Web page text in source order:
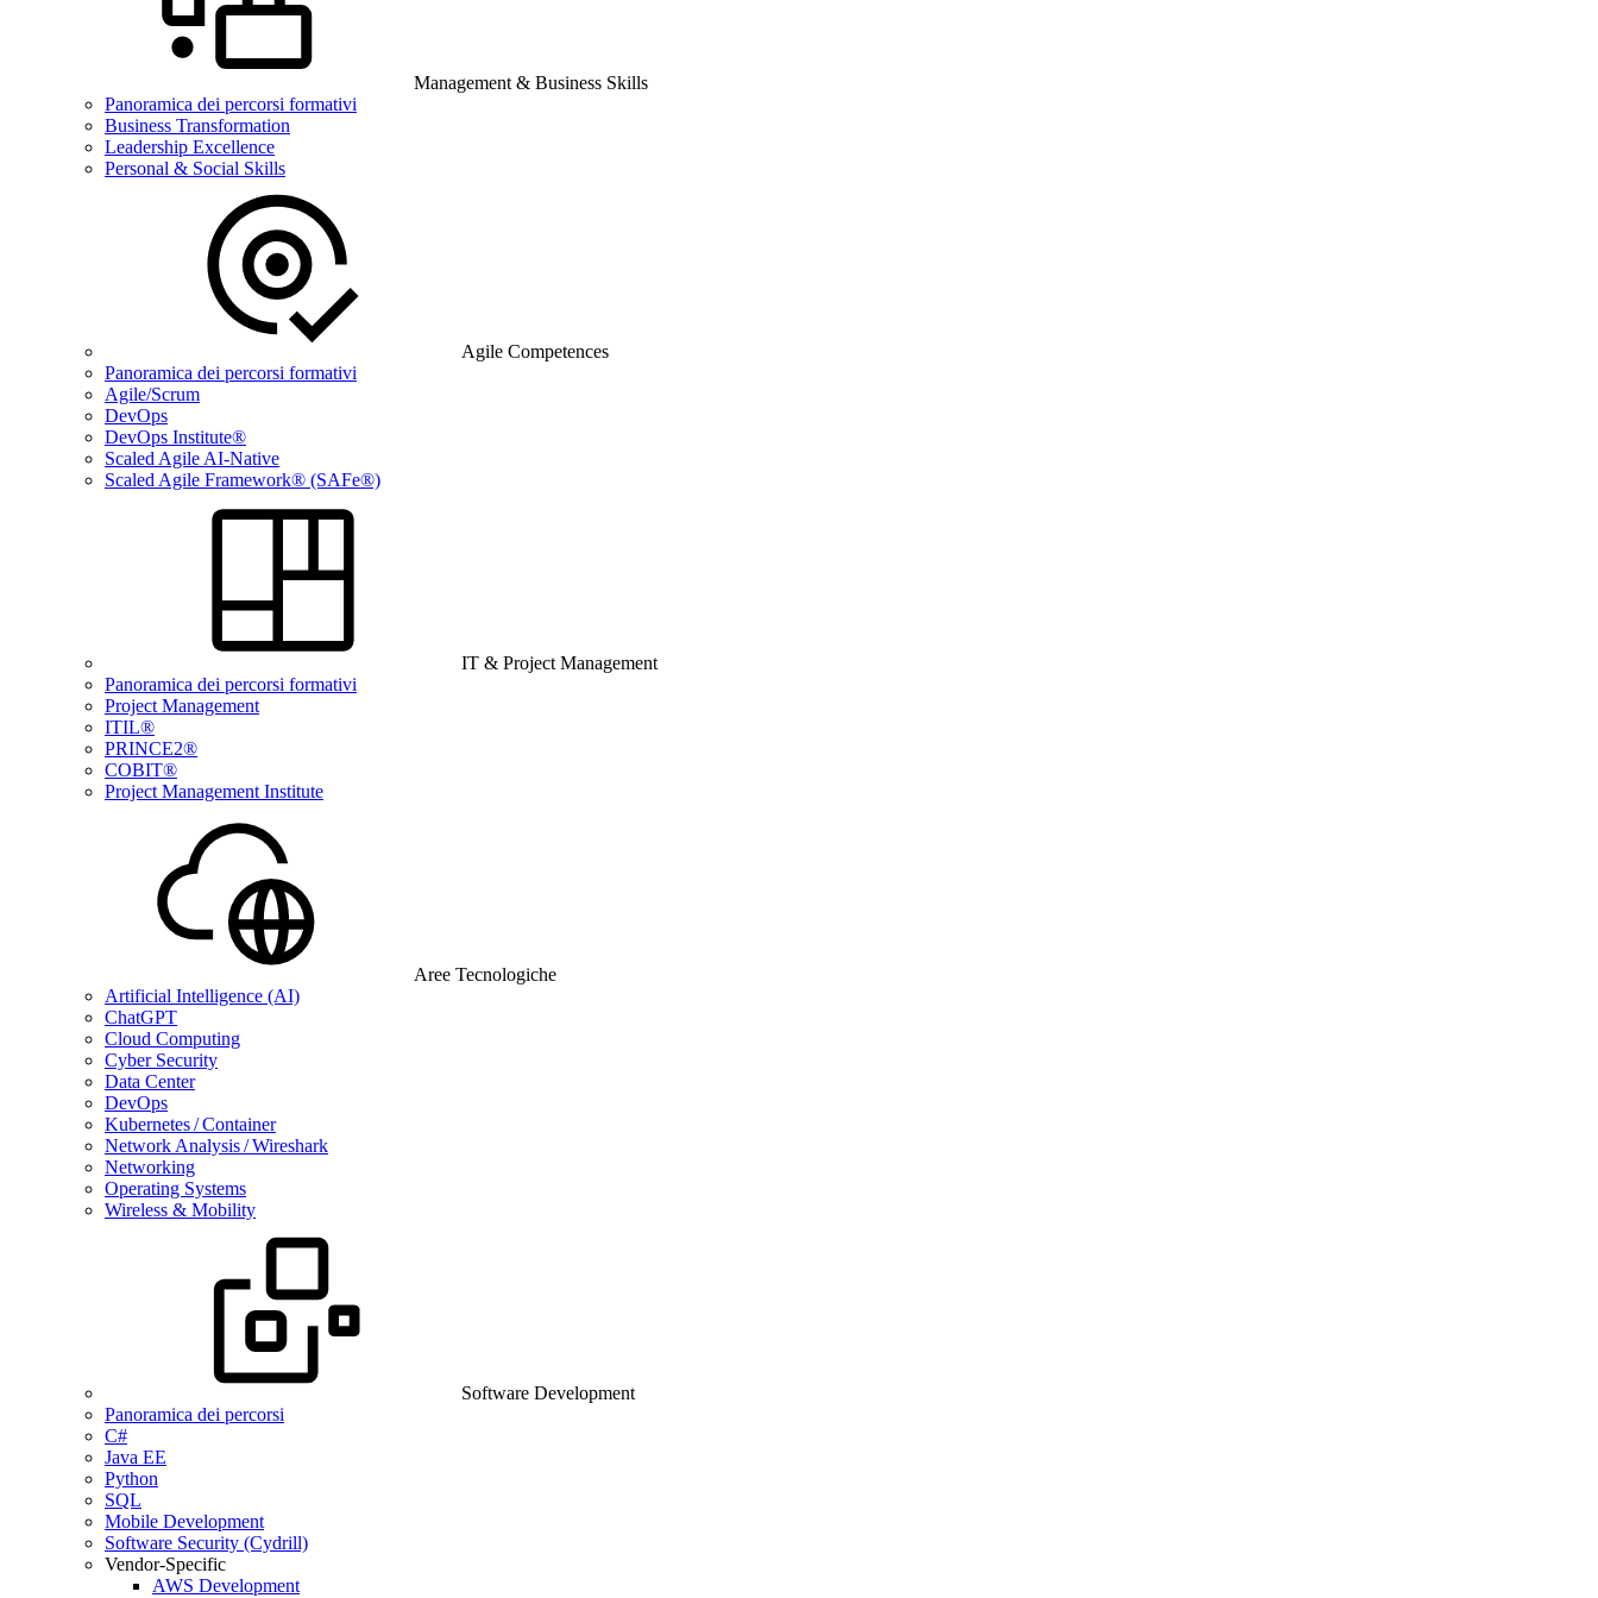
Management & Business Skills
Panoramica dei percorsi formativi
Business Transformation
Leadership Excellence
Personal & Social Skills
Agile Competences
Panoramica dei percorsi formativi
Agile/Scrum
DevOps
DevOps Institute®
Scaled Agile AI-Native
Scaled Agile Framework® (SAFe®)
IT & Project Management
Panoramica dei percorsi formativi
Project Management
ITIL®
PRINCE2®
COBIT®
Project Management Institute
Aree Tecnologiche
Artificial Intelligence (AI)
ChatGPT
Cloud Computing
Cyber Security
Data Center
DevOps
Kubernetes / Container
Network Analysis / Wireshark
Networking
Operating Systems
Wireless & Mobility
Software Development
Panoramica dei percorsi
C#
Java EE
Python
SQL
Mobile Development
Software Security (Cydrill)
Vendor-Specific
AWS Development